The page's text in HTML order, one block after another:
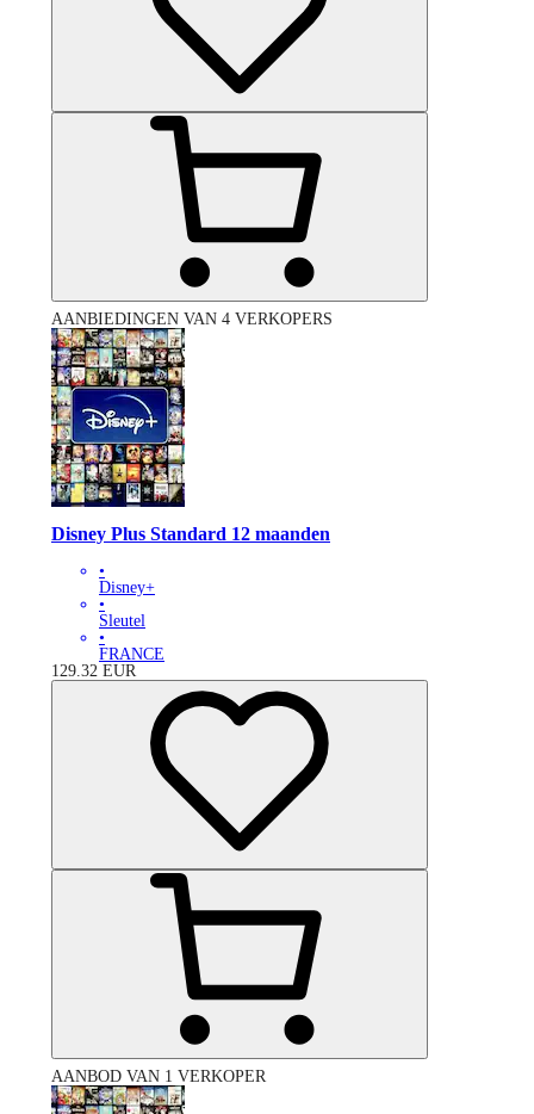
AANBIEDINGEN VAN 4 VERKOPERS
Disney Plus Standard 12 maanden
•
Disney+
•
Sleutel
•
FRANCE
129.32 EUR
AANBOD VAN 1 VERKOPER